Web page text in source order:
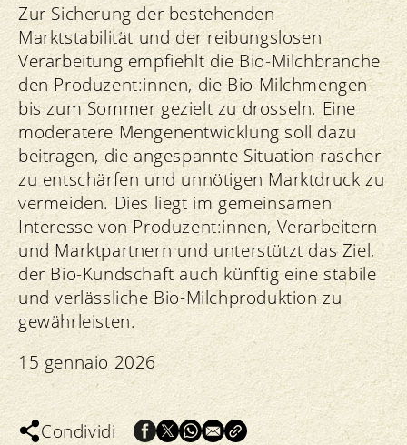
Zur Sicherung der bestehenden
Marktstabilität und der reibungslosen
Verarbeitung empfiehlt die Bio-Milchbranche
den Produzent:innen, die Bio-Milchmengen
bis zum Sommer gezielt zu drosseln. Eine
moderatere Mengenentwicklung soll dazu
beitragen, die angespannte Situation rascher
zu entschärfen und unnötigen Marktdruck zu
vermeiden. Dies liegt im gemeinsamen
Interesse von Produzent:innen, Verarbeitern
und Marktpartnern und unterstützt das Ziel,
der Bio-Kundschaft auch künftig eine stabile
und verlässliche Bio-Milchproduktion zu
gewährleisten.
15 gennaio 2026
Condividi